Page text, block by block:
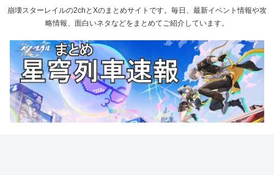
崩壊スターレイルの2chとXのまとめサイトです。毎日、最新イベント情報や攻
略情報、面白いネタなどをまとめてご紹介しています。